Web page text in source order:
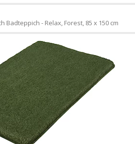
Badteppich - Relax, Forest, 85 x 150 cm